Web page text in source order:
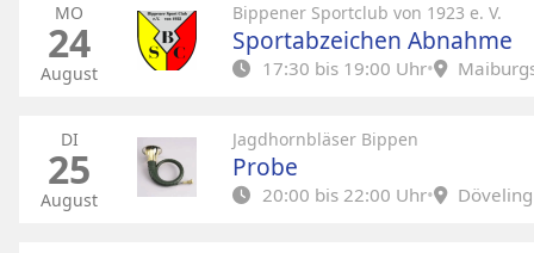
MO
24
August
Bippener Sportclub von 1923 e. V.
Sportabzeichen Abnahme
17:30 bis 19:00 Uhr•
DI
25
August
Jagdhornbläser Bippen
Probe
20:00 bis 22:00 Uhr•